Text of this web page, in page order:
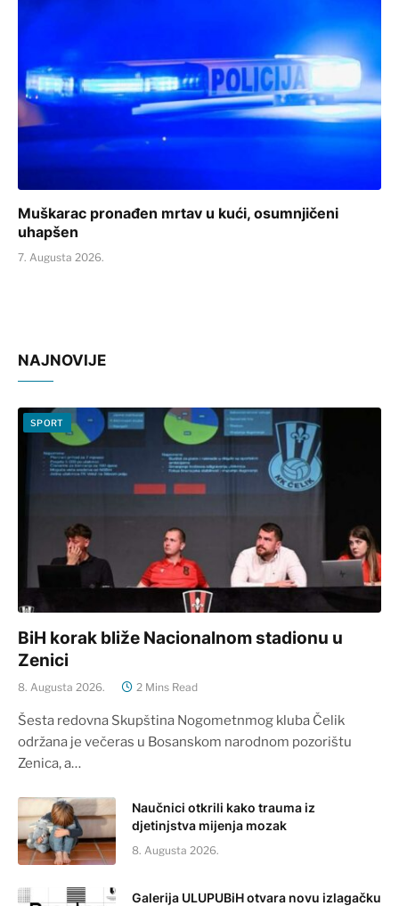
Muškarac pronađen mrtav u kući, osumnjičeni
uhapšen
7. Augusta 2026.
NAJNOVIJE
SPORT
BiH korak bliže Nacionalnom stadionu u
Zenici
8. Augusta 2026. 2 Mins Read
Šesta redovna Skupština Nogometnmog kluba Čelik
održana je večeras u Bosanskom narodnom pozorištu
Zenica, a…
Naučnici otkrili kako trauma iz
djetinjstva mijenja mozak
8. Augusta 2026.
Galerija ULUPUBiH otvara novu izlagačku